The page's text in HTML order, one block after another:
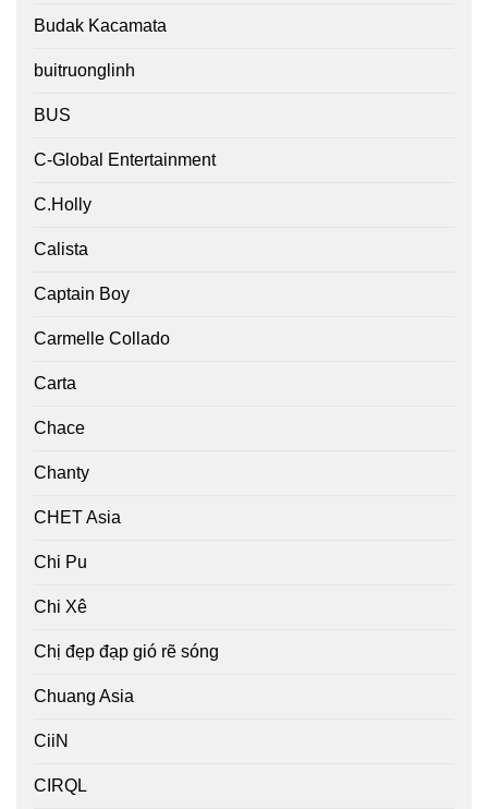
Budak Kacamata
buitruonglinh
BUS
C-Global Entertainment
C.Holly
Calista
Captain Boy
Carmelle Collado
Carta
Chace
Chanty
CHET Asia
Chi Pu
Chi Xê
Chị đẹp đạp gió rẽ sóng
Chuang Asia
CiiN
CIRQL